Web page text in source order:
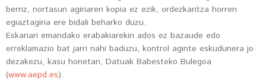
berriz, nortasun agiriaren kopia ez ezik, ordezkaritza horren
egiaztagiria ere bidali beharko duzu.
Eskariari emandako erabakiarekin ados ez bazaude edo
erreklamazio bat jarri nahi baduzu, kontrol aginte eskudunera jo
dezakezu, kasu honetan, Datuak Babesteko Bulegoa
(www.aepd.es).